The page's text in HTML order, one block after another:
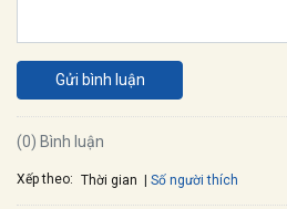
Gửi bình luận
(0) Bình luận
Xếp theo: Thời gian Số người thích